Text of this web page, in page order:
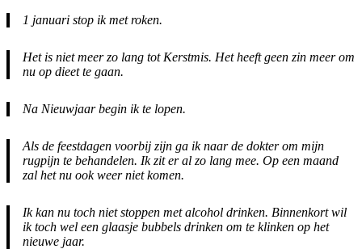
1 januari stop ik met roken.
Het is niet meer zo lang tot Kerstmis. Het heeft geen zin meer om
nu op dieet te gaan.
Na Nieuwjaar begin ik te lopen.
Als de feestdagen voorbij zijn ga ik naar de dokter om mijn
rugpijn te behandelen. Ik zit er al zo lang mee. Op een maand
zal het nu ook weer niet komen.
Ik kan nu toch niet stoppen met alcohol drinken. Binnenkort wil
ik toch wel een glaasje bubbels drinken om te klinken op het
nieuwe jaar.